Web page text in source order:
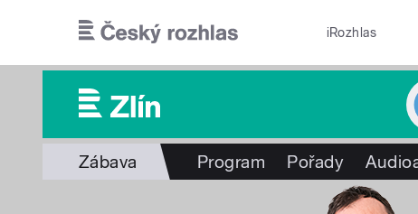
iRozhlas
Zábava Program Pořady